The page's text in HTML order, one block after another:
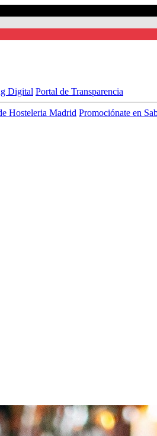
Digital Portal de Transparencia
Hosteleria Madrid Promociónate en